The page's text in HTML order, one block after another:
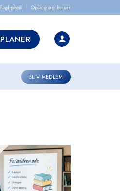
Oplæg og kurser
BLIV MEDLEM